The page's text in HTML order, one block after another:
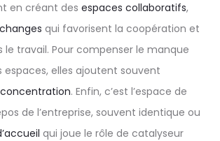
en créant des espaces collaboratifs,
qui favorisent la coopération et
le travail. Pour compenser le manque
espaces, elles ajoutent souvent
. Enfin, c’est l’espace de
de l’entreprise, souvent identique ou
qui joue le rôle de catalyseur